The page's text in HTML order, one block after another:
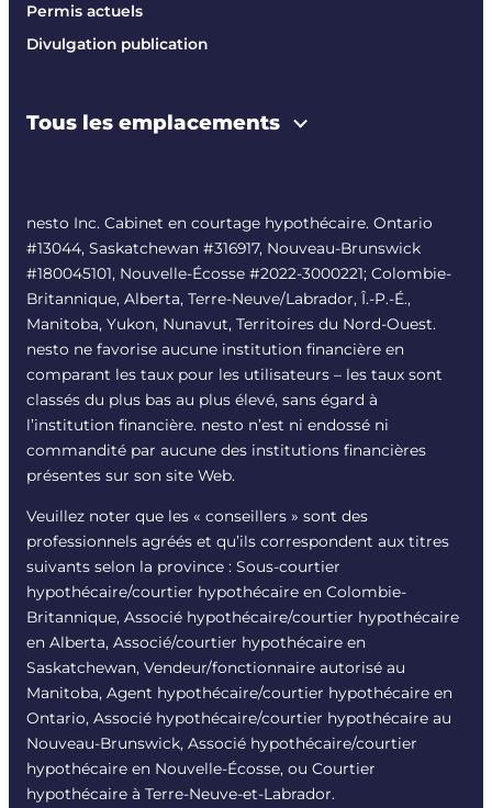
Permis actuels
Divulgation publication
Tous les emplacements
nesto Inc. Cabinet en courtage hypothécaire. Ontario
#13044, Saskatchewan #316917, Nouveau-Brunswick
#180045101, Nouvelle-Écosse #2022-3000221; Colombie-
Britannique, Alberta, Terre-Neuve/Labrador, Î.-P.-É.,
Manitoba, Yukon, Nunavut, Territoires du Nord-Ouest.
nesto ne favorise aucune institution financière en
comparant les taux pour les utilisateurs – les taux sont
classés du plus bas au plus élevé, sans égard à
l’institution financière. nesto n’est ni endossé ni
commandité par aucune des institutions financières
présentes sur son site Web.
Veuillez noter que les « conseillers » sont des
professionnels agréés et qu’ils correspondent aux titres
suivants selon la province : Sous-courtier
hypothécaire/courtier hypothécaire en Colombie-
Britannique, Associé hypothécaire/courtier hypothécaire
en Alberta, Associé/courtier hypothécaire en
Saskatchewan, Vendeur/fonctionnaire autorisé au
Manitoba, Agent hypothécaire/courtier hypothécaire en
Ontario, Associé hypothécaire/courtier hypothécaire au
Nouveau-Brunswick, Associé hypothécaire/courtier
hypothécaire en Nouvelle-Écosse, ou Courtier
hypothécaire à Terre-Neuve-et-Labrador.